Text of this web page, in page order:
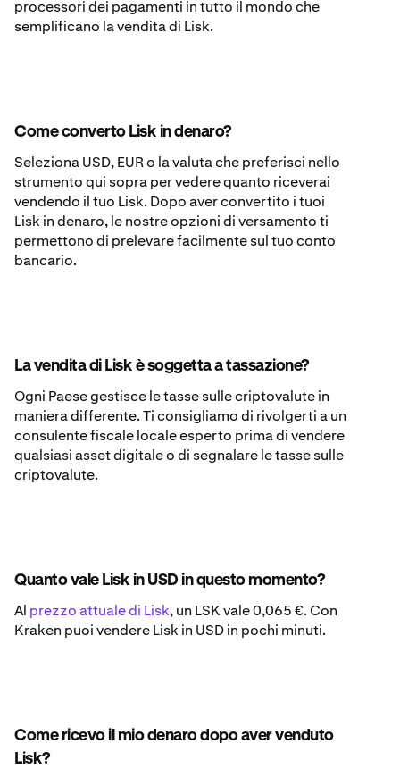
processori dei pagamenti in tutto il mondo che
semplificano la vendita di Lisk.
Come converto Lisk in denaro?
Seleziona USD, EUR o la valuta che preferisci nello
strumento qui sopra per vedere quanto riceverai
vendendo il tuo Lisk. Dopo aver convertito i tuoi
Lisk in denaro, le nostre opzioni di versamento ti
permettono di prelevare facilmente sul tuo conto
bancario.
La vendita di Lisk è soggetta a tassazione?
Ogni Paese gestisce le tasse sulle criptovalute in
maniera differente. Ti consigliamo di rivolgerti a un
consulente fiscale locale esperto prima di vendere
qualsiasi asset digitale o di segnalare le tasse sulle
criptovalute.
Quanto vale Lisk in USD in questo momento?
Al prezzo attuale di Lisk, un LSK vale 0,065 €. Con
Kraken puoi vendere Lisk in USD in pochi minuti.
Come ricevo il mio denaro dopo aver venduto
Lisk?